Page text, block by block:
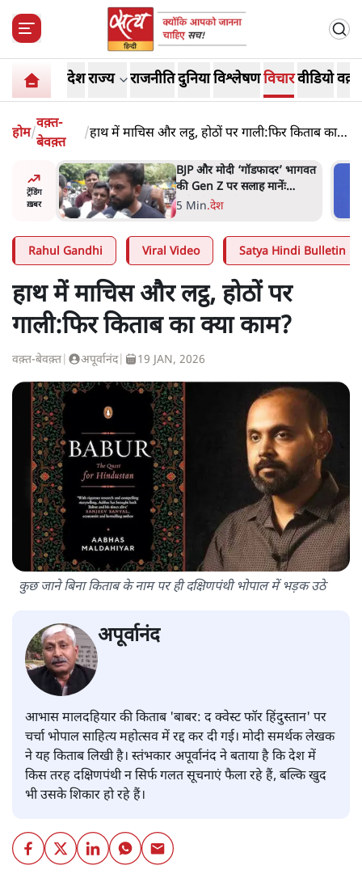
देशराज्य राजनीतिदुनियाविश्लेषणविचारवीडियो
होम/
वक़्त-
बेवक़्त
/हाथ में माचिस और लट्ठ, होठों पर गाली:फिर किताब का
ट्रेंडिंग
ख़बर
भागवत
मार्क ज़करबर्ग का माफीनामाः ये
बहुत अंदर की बात है
9 Min.विश्लेषण
Rahul Gandhi Viral Video Satya Hindi Bulletin
हाथ में माचिस और लट्ठ, होठों पर
गाली:फिर किताब का क्या काम?
वक़्त-बेवक़्त अपूर्वानंद| 19 JAN, 2026
कुछ जाने बिना किताब के नाम पर ही दक्षिणपंथी भोपाल में भड़क उठे
अपूर्वानंद
आभास मालदहियार की किताब 'बाबर: द क्वेस्ट फॉर हिंदुस्तान' पर
चर्चा भोपाल साहित्य महोत्सव में रद्द कर दी गई। मोदी समर्थक लेखक
ने यह किताब लिखी है। स्तंभकार अपूर्वानंद ने बताया है कि देश में
किस तरह दक्षिणपंथी न सिर्फ गलत सूचनाएं फैला रहे हैं, बल्कि खुद
भी उसके शिकार हो रहे हैं।